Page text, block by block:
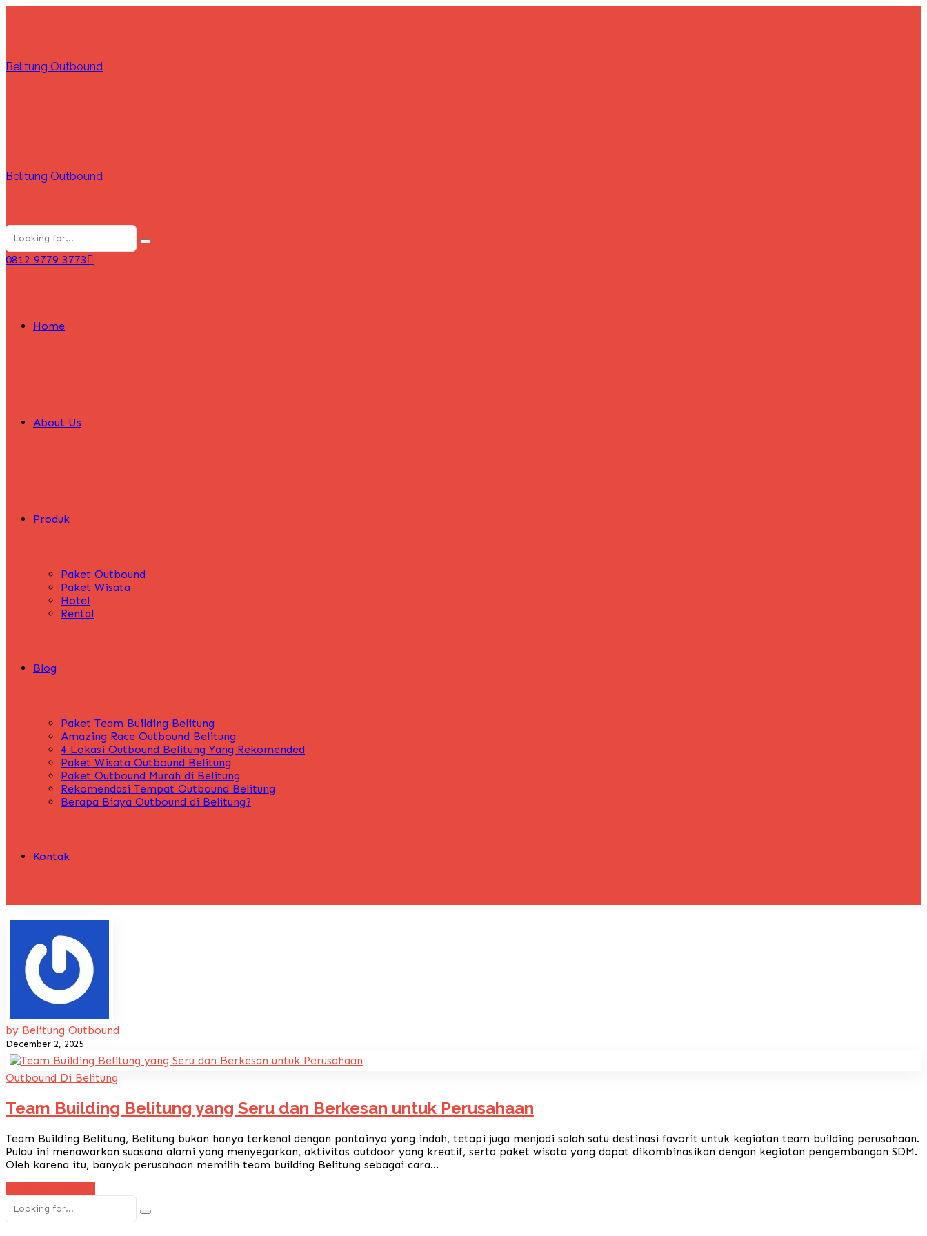
Belitung Outbound
Belitung Outbound
0812 9779 3773
Home
About Us
Produk
Paket Outbound
Paket Wisata
Hotel
Rental
Blog
Paket Team Building Belitung
Amazing Race Outbound Belitung
4 Lokasi Outbound Belitung Yang Rekomended
Paket Wisata Outbound Belitung
Paket Outbound Murah di Belitung
Rekomendasi Tempat Outbound Belitung
Berapa Biaya Outbound di Belitung?
Kontak
by Belitung Outbound
December 2, 2025
Outbound Di Belitung
Team Building Belitung yang Seru dan Berkesan untuk Perusahaan
Team Building Belitung, Belitung bukan hanya terkenal dengan pantainya yang indah, tetapi juga menjadi salah satu destinasi favorit untuk kegiatan team building perusahaan.
Pulau ini menawarkan suasana alami yang menyegarkan, aktivitas outdoor yang kreatif, serta paket wisata yang dapat dikombinasikan dengan kegiatan pengembangan SDM.
Oleh karena itu, banyak perusahaan memilih team building Belitung sebagai cara...